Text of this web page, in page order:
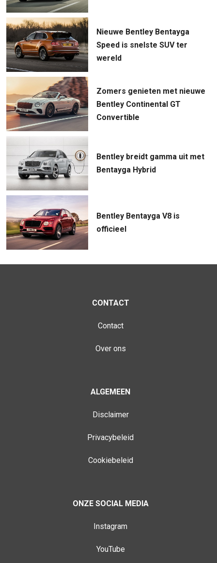
Nieuwe Bentley Bentayga
Speed is snelste SUV ter
wereld
Zomers genieten met nieuwe
Bentley Continental GT
Convertible
Bentley breidt gamma uit met
Bentayga Hybrid
Bentley Bentayga V8 is
officieel
CONTACT
Contact
Over ons
ALGEMEEN
Disclaimer
Privacybeleid
Cookiebeleid
ONZE SOCIAL MEDIA
Instagram
YouTube